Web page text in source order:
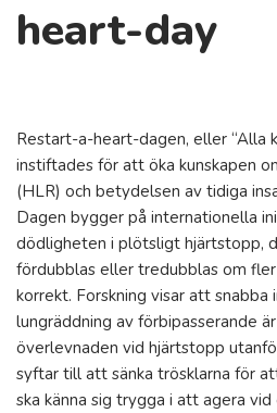
heart-day
Restart-a-heart-dagen, eller “Alla
instiftades för att öka kunskapen
(HLR) och betydelsen av tidiga
Dagen bygger på internationella
dödligheten i plötsligt hjärtstopp,
fördubblas eller tredubblas om
korrekt. Forskning visar att snabba
lungräddning av förbipasserande
överlevnaden vid hjärtstopp
syftar till att sänka trösklarna för
ska känna sig trygga i att agera